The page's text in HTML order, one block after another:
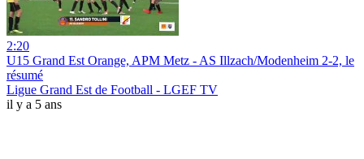
2:20
U15 Grand Est Orange, APM Metz - AS Illzach/Modenheim 2-2, le
résumé
Ligue Grand Est de Football - LGEF TV
il y a 5 ans